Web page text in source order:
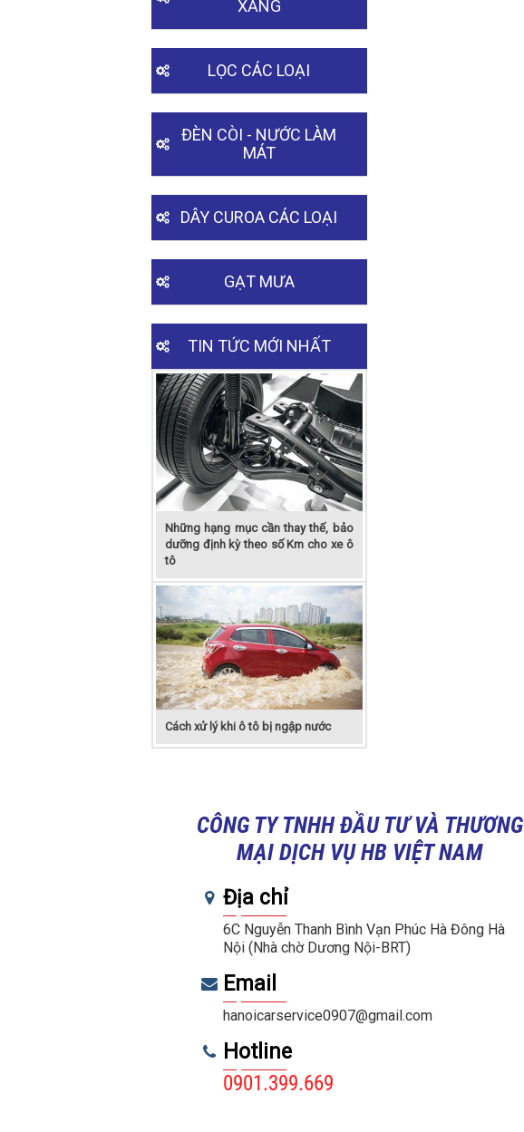
XĂNG
LỌC CÁC LOẠI
ĐÈN CÒI - NƯỚC LÀM
MÁT
DÂY CUROA CÁC LOẠI
GẠT MƯA
TIN TỨC MỚI NHẤT
Những hạng mục cần thay thế, bảo
dưỡng định kỳ theo số Km cho xe ô
tô
Cách xử lý khi ô tô bị ngập nước
CÔNG TY TNHH ĐẦU TƯ VÀ THƯƠNG
MẠI DỊCH VỤ HB VIỆT NAM
Địa chỉ
6C Nguyễn Thanh Bình Vạn Phúc Hà Đông Hà
Nội (Nhà chờ Dương Nội-BRT)
Email
hanoicarservice0907@gmail.com
Hotline
0901.399.669